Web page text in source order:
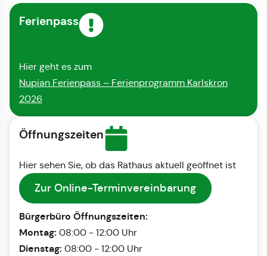
Ferienpass
Hier geht es zum
Nupian Ferienpass – Ferienprogramm Karlskron
2026
Öffnungszeiten
Hier sehen Sie, ob das Rathaus aktuell geöffnet ist
Zur Online-Terminvereinbarung
Bürgerbüro Öffnungszeiten:
Montag: 08:00 - 12:00 Uhr
Dienstag: 08:00 - 12:00 Uhr